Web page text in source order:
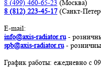
8 (499) 460-65-23 (Москва)
8 (812) 223-45-17 (Санкт-
E-mail:
info@axis-radiator.ru-
spb@axis-radiator.ru-
График работы: eжедневно с